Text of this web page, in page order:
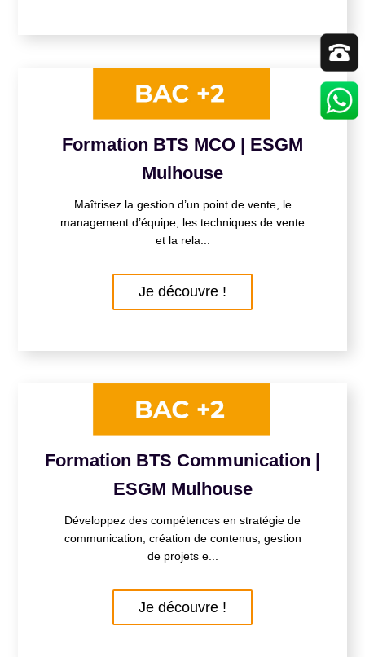
Formation BTS MCO | ESGM
Mulhouse
Maîtrisez la gestion d’un point de vente, le
management d’équipe, les techniques de vente
et la rela...
Je découvre !
Formation BTS Communication |
ESGM Mulhouse
Développez des compétences en stratégie de
communication, création de contenus, gestion
de projets e...
Je découvre !